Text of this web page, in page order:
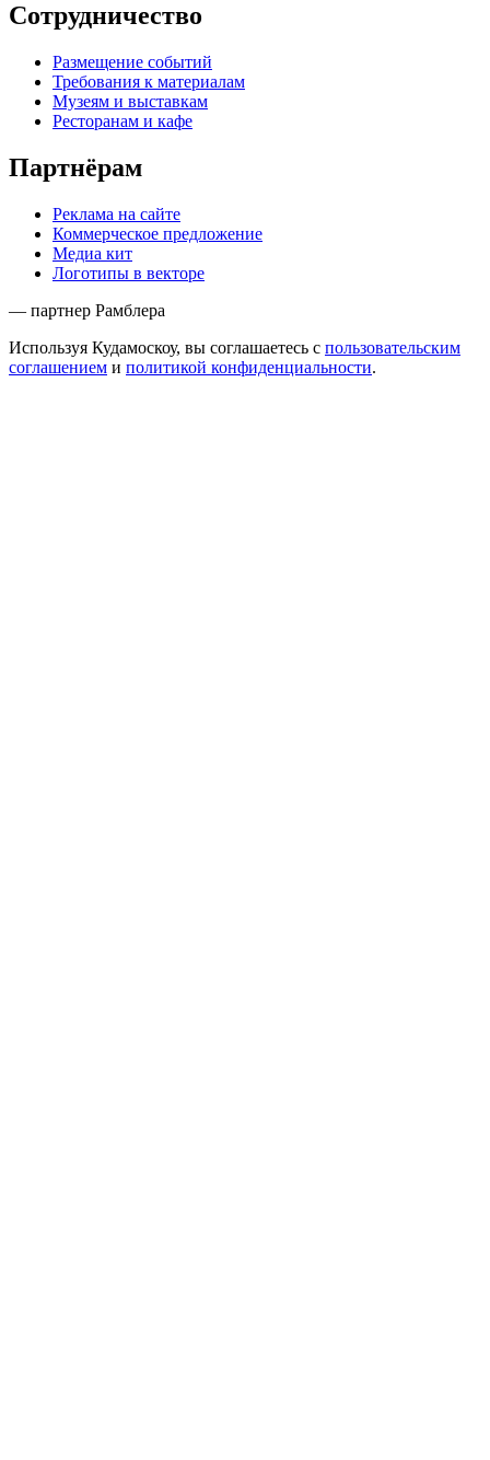
Сотрудничество
Размещение событий
Требования к материалам
Музеям и выставкам
Ресторанам и кафе
Партнёрам
Реклама на сайте
Коммерческое предложение
Медиа кит
Логотипы в векторе
— партнер Рамблера
Используя Кудамоскоу, вы соглашаетесь с пользовательским
соглашением и политикой конфиденциальности.